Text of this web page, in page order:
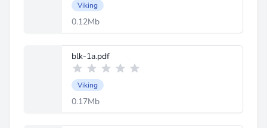
Viking
0.12Mb
blk-1a.pdf
Viking
0.17Mb